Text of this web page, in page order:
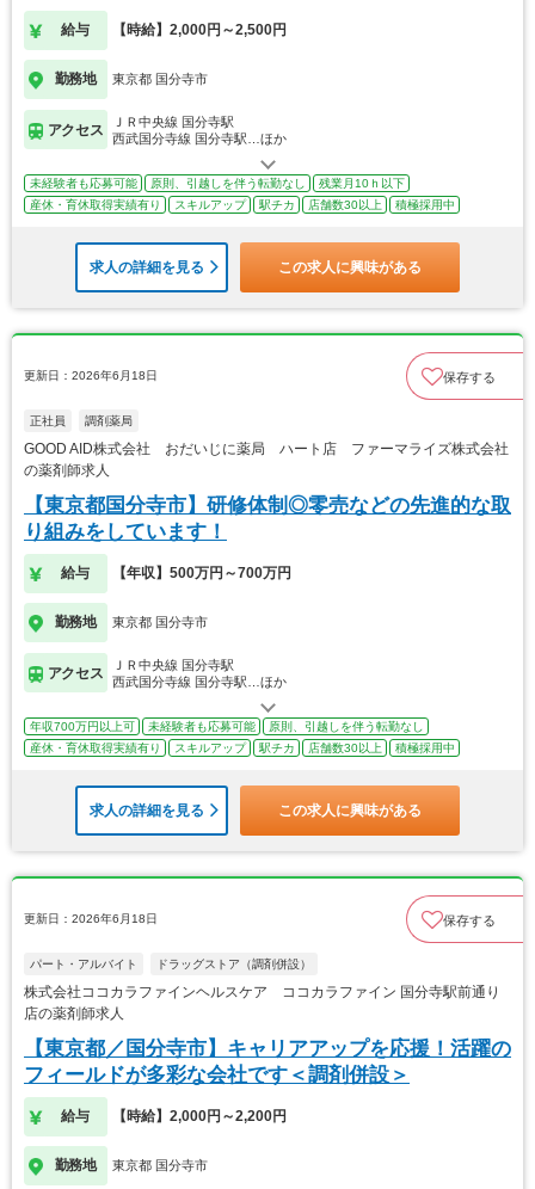
給与 【時給】2,000円～2,500円
勤務地 東京都 国分寺市
アクセス
ＪＲ中央線 国分寺駅
西武国分寺線 国分寺駅…ほか
未経験者も応募可能 原則、引越しを伴う転勤なし
残業月10ｈ以下
産休・育休取得実績有り
スキルアップ 駅チカ 店舗数30以上 積極採用中
求人の詳細を見る この求人に興味がある
更新日：2026年6月18日 保存する
正社員 調剤薬局
GOOD AID株式会社 おだいじに薬局 ハート店 ファーマライズ株式会社
の薬剤師求人
【東京都国分寺市】研修体制◎零売などの先進的な取
り組みをしています！
給与 【年収】500万円～700万円
勤務地 東京都 国分寺市
アクセス
ＪＲ中央線 国分寺駅
西武国分寺線 国分寺駅…ほか
年収700万円以上可 未経験者も応募可能
原則、引越しを伴う転勤なし
産休・育休取得実績有り
スキルアップ 駅チカ 店舗数30以上 積極採用中
求人の詳細を見る この求人に興味がある
更新日：2026年6月18日 保存する
パート・アルバイト ドラッグストア（調剤併設）
株式会社ココカラファインヘルスケア ココカラファイン 国分寺駅前通り
店の薬剤師求人
【東京都／国分寺市】キャリアアップを応援！活躍の
フィールドが多彩な会社です＜調剤併設＞
給与 【時給】2,000円～2,200円
勤務地 東京都 国分寺市